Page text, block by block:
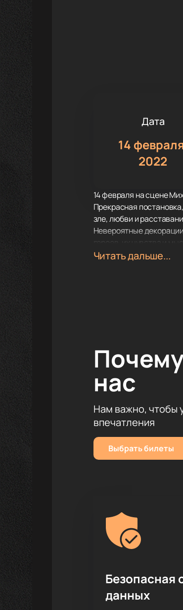
Дата
14
2022
14 февраля на сцене
Прекрасная
зле, любви и
Невероятные
героев, их чувства и
P.S. Люблю получила
Читать дальше...
нас
Нам важно, чтобы
впечатления
Выбрать билеты
Безопасная
данных